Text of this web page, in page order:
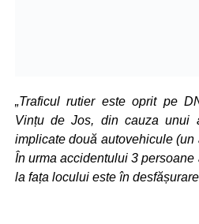
„Traficul rutier este oprit pe
Vințu de Jos, din cauza unui
implicate două autovehicule (un
În urma accidentului 3 persoane
la fața locului este în